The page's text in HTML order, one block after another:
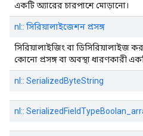
একটি অ্যারের চারপাশে মোড়ানো।
nl:: সিরিয়ালাইজেশন প্রসঙ্গ
সিরিয়ালাইজিং বা
কোনো প্রসঙ্গ বা অবস্থা ধারণকারী
nl:: SerializedByteString
nl::